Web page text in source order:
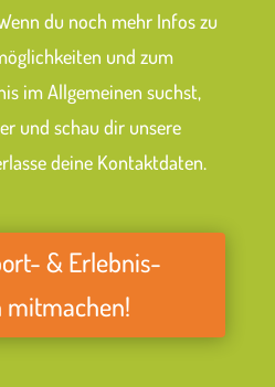
du noch mehr Infos zu
und zum
im Allgemeinen suchst,
und schau dir unsere
deine Kontaktdaten.
& Erlebnis-
mitmachen!